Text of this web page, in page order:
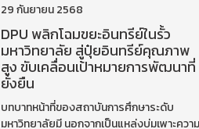
29 กันยายน 2568
DPU พลิกโฉมขยะอินทรีย์ในรั้ว
มหาวิทยาลัย สู่ปุ๋ยอินทรีย์คุณภาพ
สูง ขับเคลื่อนเป้าหมายการพัฒนาที่
ยั่งยืน
บทบาทหน้าที่ของสถาบันการศึกษาระดับ
มหาวิทยาลัยมี นอกจากเป็นแหล่งบ่มเพาะความ